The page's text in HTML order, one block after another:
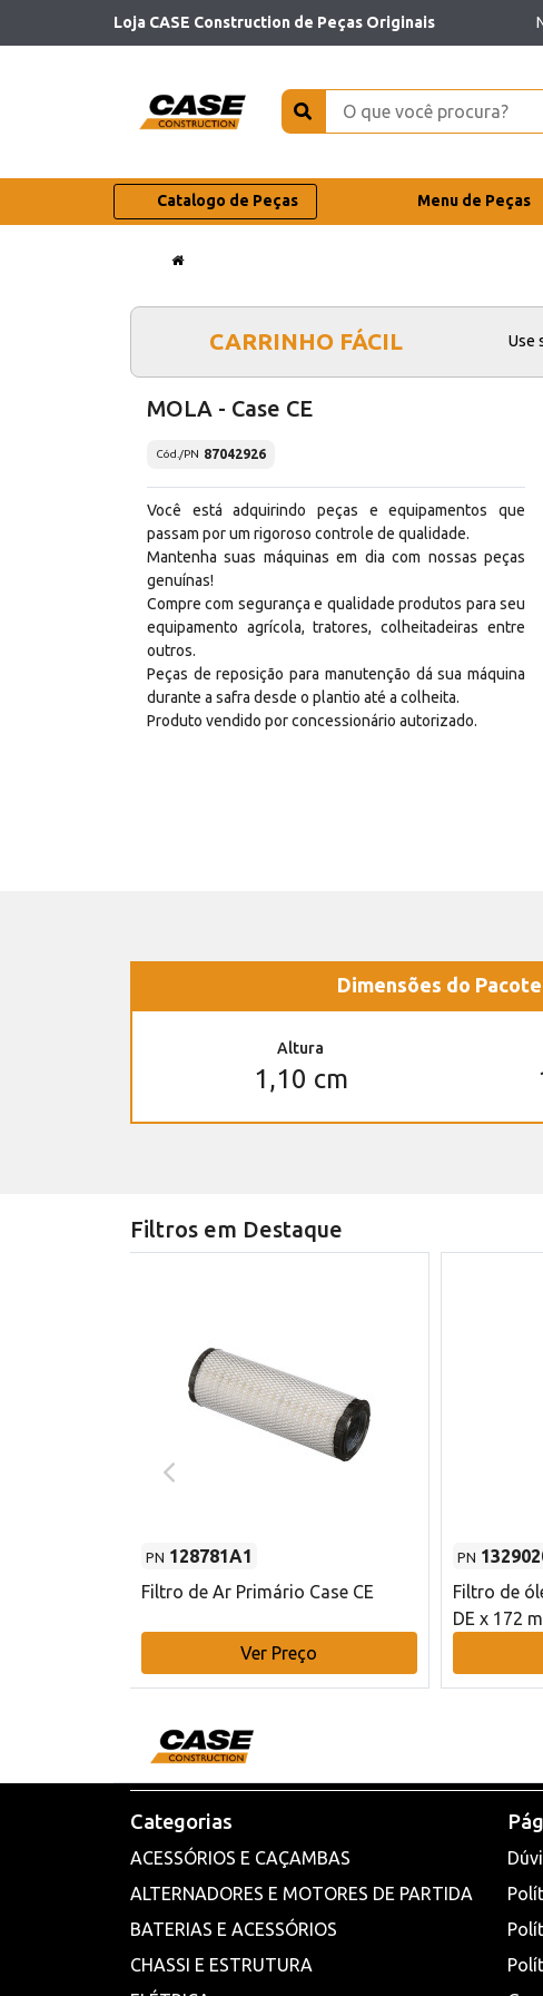
Loja CASE Construction de Peças Originais
Catalogo de Peças Menu de Peças
CARRINHO FÁCIL Use
MOLA - Case CE
Cód./PN 87042926
Você está adquirindo peças e equipamentos que
passam por um rigoroso controle de qualidade.
Mantenha suas máquinas em dia com nossas peças
genuínas!
Compre com segurança e qualidade produtos para seu
equipamento agrícola, tratores, colheitadeiras entre
outros.
Peças de reposição para manutenção dá sua máquina
durante a safra desde o plantio até a colheita.
Produto vendido por concessionário autorizado.
Dimensões do Pacote
Altura
1,10 cm
Filtros em Destaque
PN 128781A1
Filtro de Ar Primário Case CE
Ver Preço
PN
Filtro de
DE x 172
Categorias
ACESSÓRIOS E CAÇAMBAS
ALTERNADORES E MOTORES DE PARTIDA
BATERIAS E ACESSÓRIOS
CHASSI E ESTRUTURA